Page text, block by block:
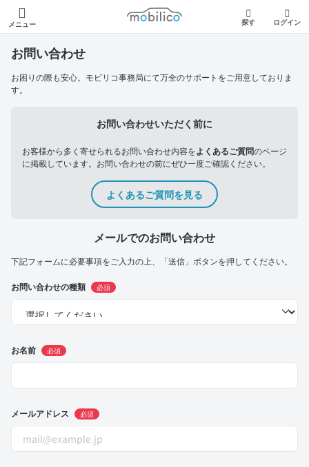
メニュー
モビリコ
探す ログイン
お問い合わせ
お困りの際も安心。モビリコ事務局にて万全のサポートをご用意しておりま
す。
お問い合わせいただく前に
お客様から多く寄せられるお問い合わせ内容をよくあるご質問のページ
に掲載しています。お問い合わせの前にぜひ一度ご確認ください。
よくあるご質問を見る
メールでのお問い合わせ
下記フォームに必要事項をご入力の上、「送信」ボタンを押してください。
お問い合わせの種類 必須
お名前 必須
メールアドレス 必須